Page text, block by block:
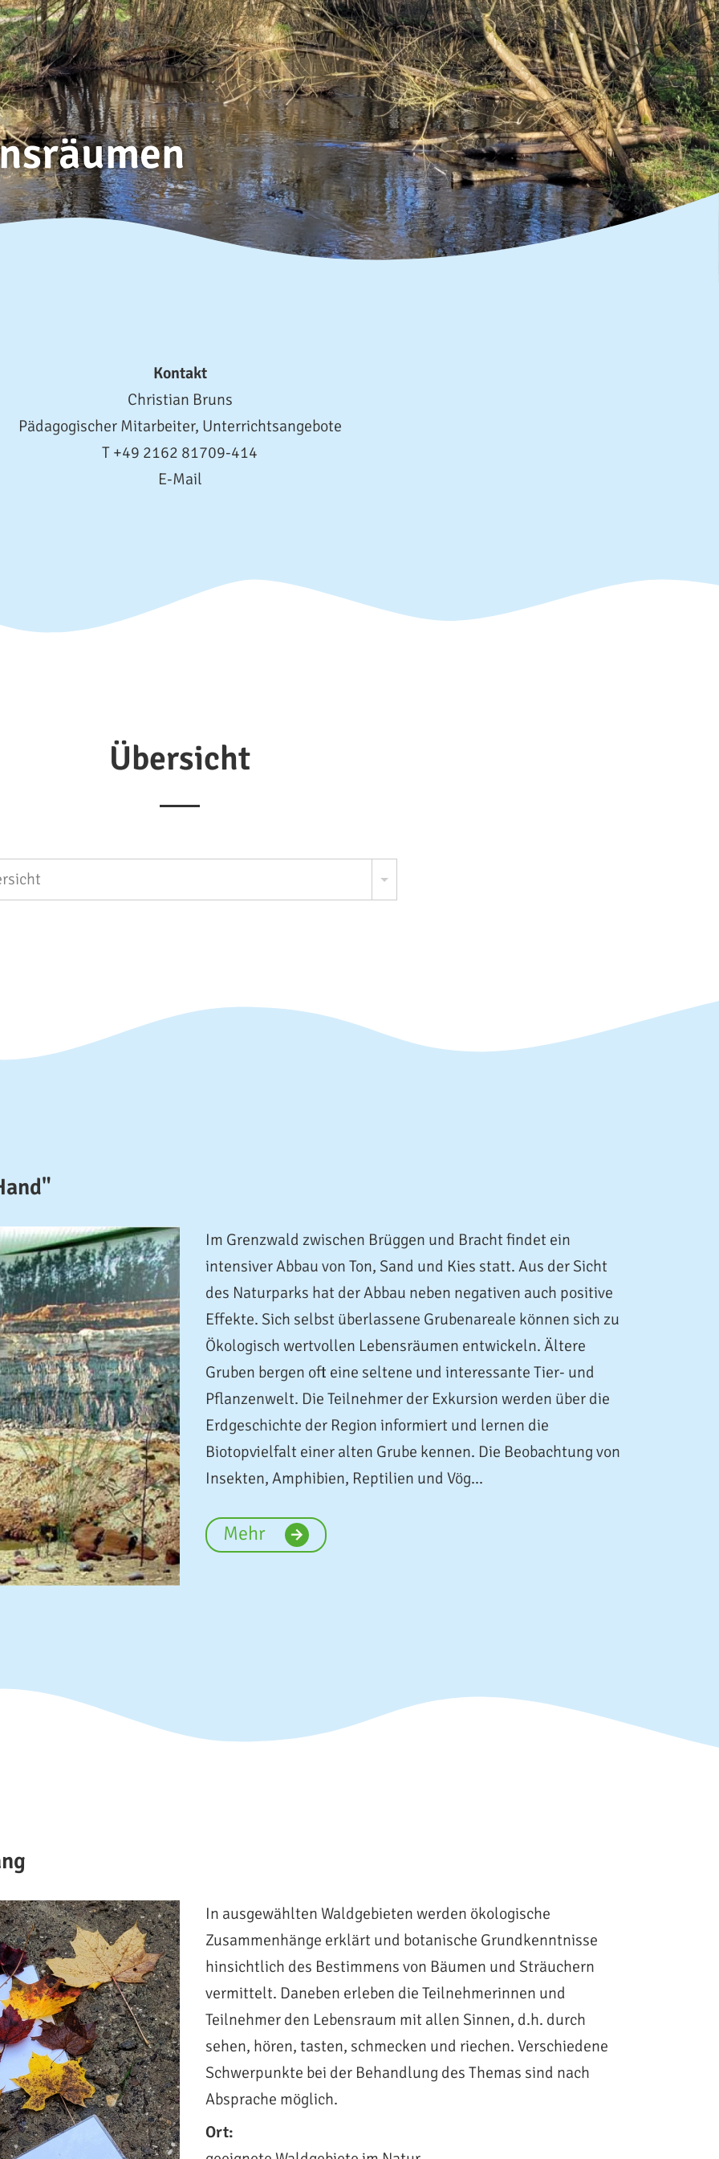
Kontakt
Christian Bruns
Pädagogischer Mitarbeiter, Unterrichtsangebote
T +49 2162 81709-414
E-Mail
Übersicht
Im Grenzwald zwischen Brüggen und Bracht findet ein
intensiver Abbau von Ton, Sand und Kies statt. Aus der Sicht
des Naturparks hat der Abbau neben negativen auch positive
Effekte. Sich selbst überlassene Grubenareale können sich zu
Ökologisch wertvollen Lebensräumen entwickeln. Ältere
Gruben bergen oft eine seltene und interessante Tier- und
Pflanzenwelt. Die Teilnehmer der Exkursion werden über die
Erdgeschichte der Region informiert und lernen die
Biotopvielfalt einer alten Grube kennen. Die Beobachtung von
Insekten, Amphibien, Reptilien und Vög...
Mehr
In ausgewählten Waldgebieten werden ökologische
Zusammenhänge erklärt und botanische Grundkenntnisse
hinsichtlich des Bestimmens von Bäumen und Sträuchern
vermittelt. Daneben erleben die Teilnehmerinnen und
Teilnehmer den Lebensraum mit allen Sinnen, d.h. durch
sehen, hören, tasten, schmecken und riechen. Verschiedene
Schwerpunkte bei der Behandlung des Themas sind nach
Absprache möglich.
Ort: